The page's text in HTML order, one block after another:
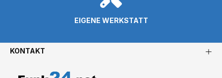
EIGENE WERKSTATT
KONTAKT